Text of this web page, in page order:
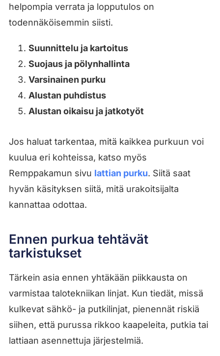
helpompia verrata ja lopputulos on
todennäköisemmin siisti.
Suunnittelu ja kartoitus
Suojaus ja pölynhallinta
Varsinainen purku
Alustan puhdistus
Alustan oikaisu ja jatkotyöt
Jos haluat tarkentaa, mitä kaikkea purkuun voi
kuulua eri kohteissa, katso myös
Remppakamun sivu lattian purku. Siitä saat
hyvän käsityksen siitä, mitä urakoitsijalta
kannattaa odottaa.
Ennen purkua tehtävät
tarkistukset
Tärkein asia ennen yhtäkään piikkausta on
varmistaa talotekniikan linjat. Kun tiedät, missä
kulkevat sähkö- ja putkilinjat, pienennät riskiä
siihen, että purussa rikkoo kaapeleita, putkia tai
lattiaan asennettuja järjestelmiä.